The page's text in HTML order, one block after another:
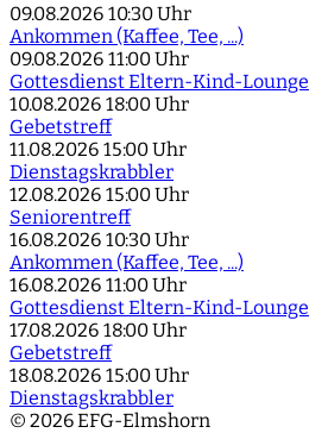
09.08.2026 10:30 Uhr
Ankommen (Kaffee, Tee, ...)
09.08.2026 11:00 Uhr
Gottesdienst Eltern-Kind-Lounge
10.08.2026 18:00 Uhr
Gebetstreff
11.08.2026 15:00 Uhr
Dienstagskrabbler
12.08.2026 15:00 Uhr
Seniorentreff
16.08.2026 10:30 Uhr
Ankommen (Kaffee, Tee, ...)
16.08.2026 11:00 Uhr
Gottesdienst Eltern-Kind-Lounge
17.08.2026 18:00 Uhr
Gebetstreff
18.08.2026 15:00 Uhr
Dienstagskrabbler
© 2026 EFG-Elmshorn